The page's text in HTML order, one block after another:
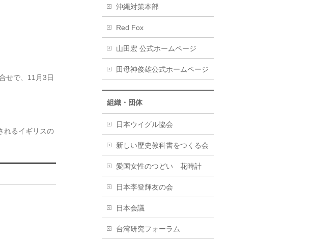
せで、11月3日
れるイギリスの
沖縄対策本部
Red Fox
山田宏 公式ホームページ
田母神俊雄公式ホームページ
組織・団体
日本ウイグル協会
新しい歴史教科書をつくる会
愛国女性のつどい 花時計
日本李登輝友の会
日本会議
台湾研究フォーラム